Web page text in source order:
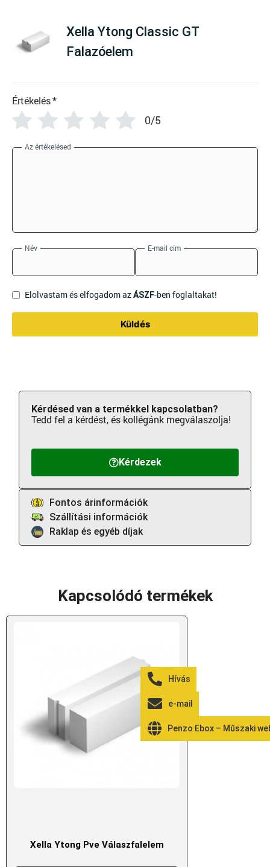
Xella Ytong Classic GT
Falazóelem
Értékelés*
0/5
Az értékelésed
Név E-mail cím
Elolvastam és elfogadom azÁSZF-ben foglaltakat!
Küldés
Kérdezek
Kérdésed van a termékkel kapcsolatban?
Tedd fel a kérdést, és kollégánk megválaszolja!
Fontos árinformációk
Szállítási információk
Raklap és egyéb díjak
Kapcsolódó termékek
Xella Ytong Pve Válaszfalelem
Hívás
e-mail
Penzo Ebox – Műszaki